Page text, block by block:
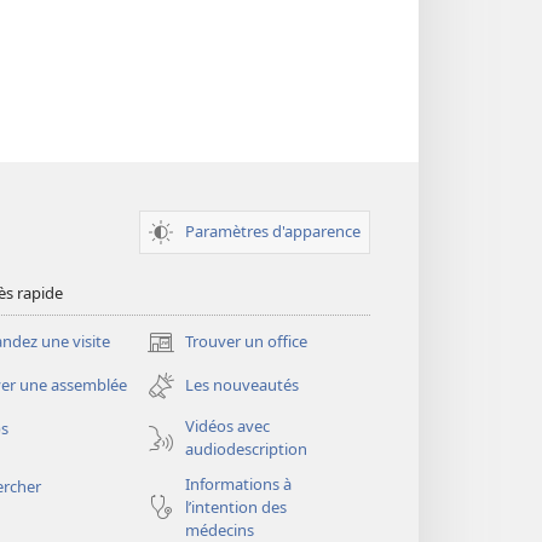
Paramètres d'apparence
rapide
une visite Trouver un office
(ouvre
une
nouvelle
fenêtre)
une assemblée
Les nouveautés
Vidéos avec
audiodescription
Informations à
l’intention des
médecins